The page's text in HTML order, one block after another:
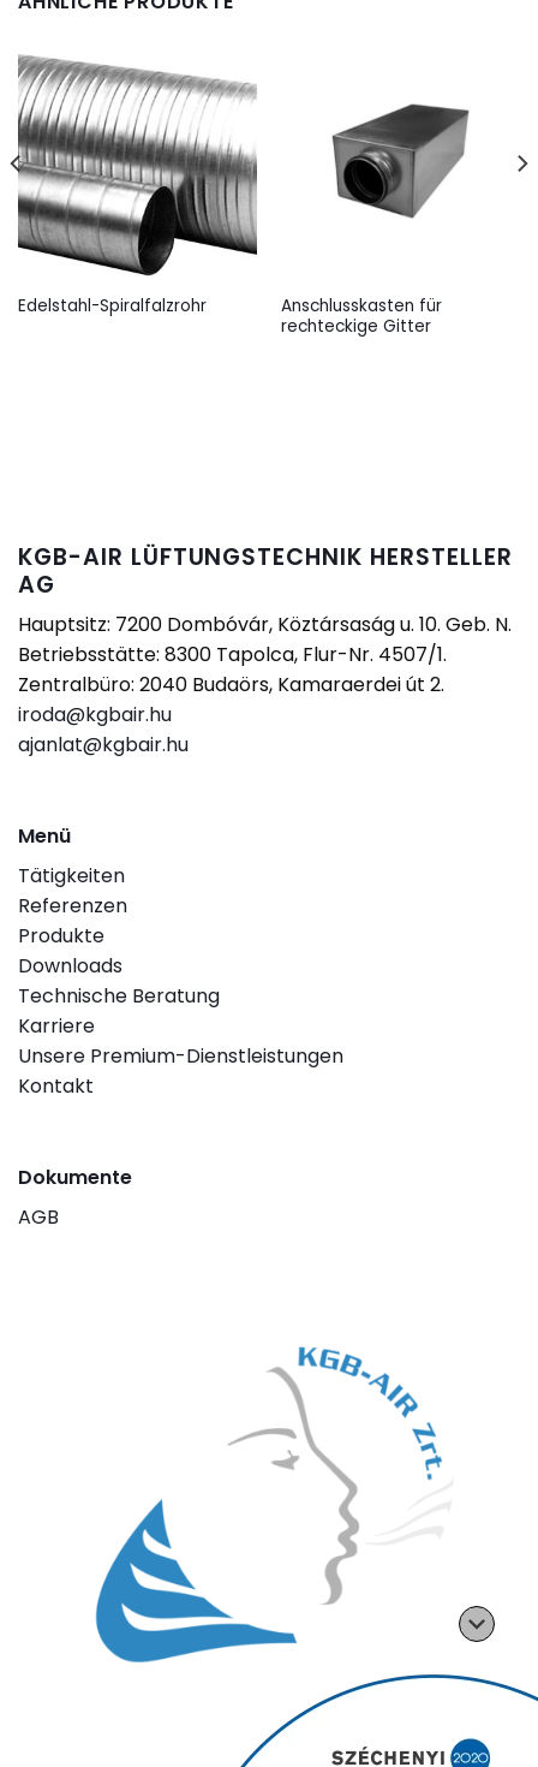
Edelstahl-Spiralfalzrohr
Anschlusskasten für
rechteckige Gitter
KGB-AIR LÜFTUNGSTECHNIK HERSTELLER
AG
Hauptsitz: 7200 Dombóvár, Köztársaság u. 10. Geb. N.
Betriebsstätte: 8300 Tapolca, Flur-Nr. 4507/1.
Zentralbüro: 2040 Budaörs, Kamaraerdei út 2.
iroda@kgbair.hu
ajanlat@kgbair.hu
Menü
Tätigkeiten
Referenzen
Produkte
Downloads
Technische Beratung
Karriere
Unsere Premium-Dienstleistungen
Kontakt
Dokumente
AGB